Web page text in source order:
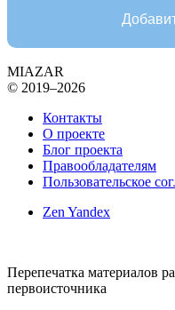
MIAZAR
© 2019–2026
Контакты
О проекте
Блог проекта
Правообладателям
Пользовательское
Zen Yandex
Перепечатка материалов
первоисточника